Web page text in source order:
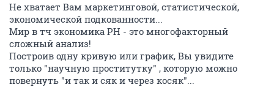
Не хватает Вам маркетинговой, статистической,
экономической подкованности...
Мир в тч экономика РН - это многофакторный
сложный анализ!
Построив одну кривую или график, Вы увидите
только "научную проститутку" , которую можно
повернуть "и так и сяк и через косяк"...